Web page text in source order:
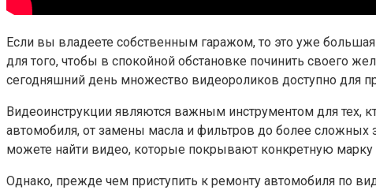
Если вы владеете собственным гаражом, то это уже
для того, чтобы в спокойной обстановке починить своего
сегодняшний день множество видеороликов доступно для
Видеоинструкции являются важным инструментом для тех,
автомобиля, от замены масла и фильтров до более сложных
можете найти видео, которые покрывают конкретную марку
Однако, прежде чем приступить к ремонту автомобиля по